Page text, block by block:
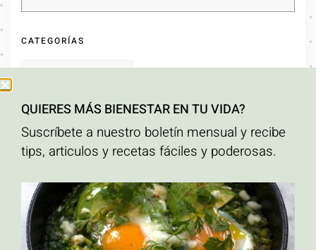
CATEGORÍAS
ARCHIVOS
ETIQUETAS
ahuyama Alto en proteína calabaza asada carrot cake crema hidratante para el
cuerpo hecha en casa Cripetas con caramelo crispetas desayuno Desayunos
altos en proteína Ensaladas libre de gluten natural orgánico Palomitas de maiz
QUIERES MÁS BIENESTAR EN TU VIDA?
Suscríbete a nuestro boletín mensual y recibe
tips, articulos y recetas fáciles y poderosas.